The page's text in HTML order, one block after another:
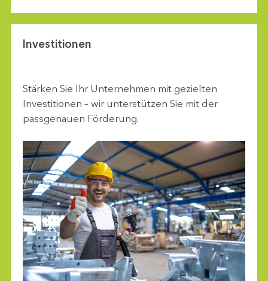
Investitionen
Stärken Sie Ihr Unternehmen mit gezielten
Investitionen – wir unterstützen Sie mit der
passgenauen Förderung.